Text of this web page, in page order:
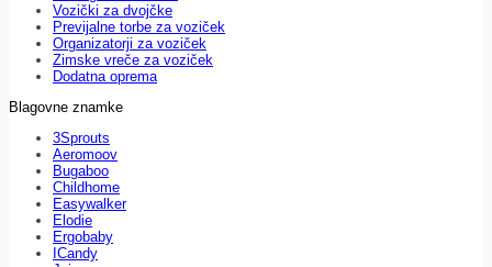
Vozički za dvojčke
Previjalne torbe za voziček
Organizatorji za voziček
Zimske vreče za voziček
Dodatna oprema
Blagovne znamke
3Sprouts
Aeromoov
Bugaboo
Childhome
Easywalker
Elodie
Ergobaby
ICandy